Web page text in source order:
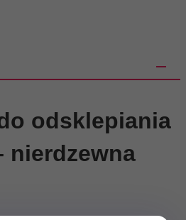
odsklepiania
nierdzewna